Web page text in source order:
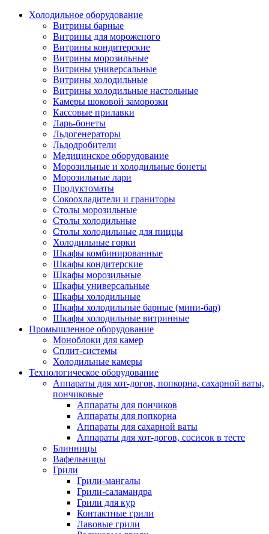
Холодильное оборудование
Витрины барные
Витрины для мороженого
Витрины кондитерские
Витрины морозильные
Витрины универсальные
Витрины холодильные
Витрины холодильные настольные
Камеры шоковой заморозки
Кассовые прилавки
Ларь-бонеты
Льдогенераторы
Льдодробители
Медицинское оборудование
Морозильные и холодильные бонеты
Морозильные лари
Продуктоматы
Сокоохладители и граниторы
Столы морозильные
Столы холодильные
Столы холодильные для пиццы
Холодильные горки
Шкафы комбинированные
Шкафы кондитерские
Шкафы морозильные
Шкафы универсальные
Шкафы холодильные
Шкафы холодильные барные (мини-бар)
Шкафы холодильные витринные
Промышленное оборудование
Моноблоки для камер
Сплит-системы
Холодильные камеры
Технологическое оборудование
Аппараты для хот-догов, попкорна, сахарной ваты,
пончиковые
Аппараты для пончиков
Аппараты для попкорна
Аппараты для сахарной ваты
Аппараты для хот-догов, сосисок в тесте
Блинницы
Вафельницы
Грили
Грили-мангалы
Грили-саламандра
Грили для кур
Контактные грили
Лавовые грили